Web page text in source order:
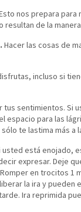
nos prepara para
resultan de la
Hacer las cosas de
incluso si
tus sentimientos. Si
espacio para las
te lastima más a
usted está enojado,
expresar. Deje
en trocitos 1
la ira y pueden
Ira reprimida